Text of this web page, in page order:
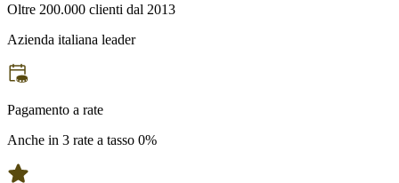
Oltre 200.000 clienti dal 2013
Azienda italiana leader
Pagamento a rate
Anche in 3 rate a tasso 0%